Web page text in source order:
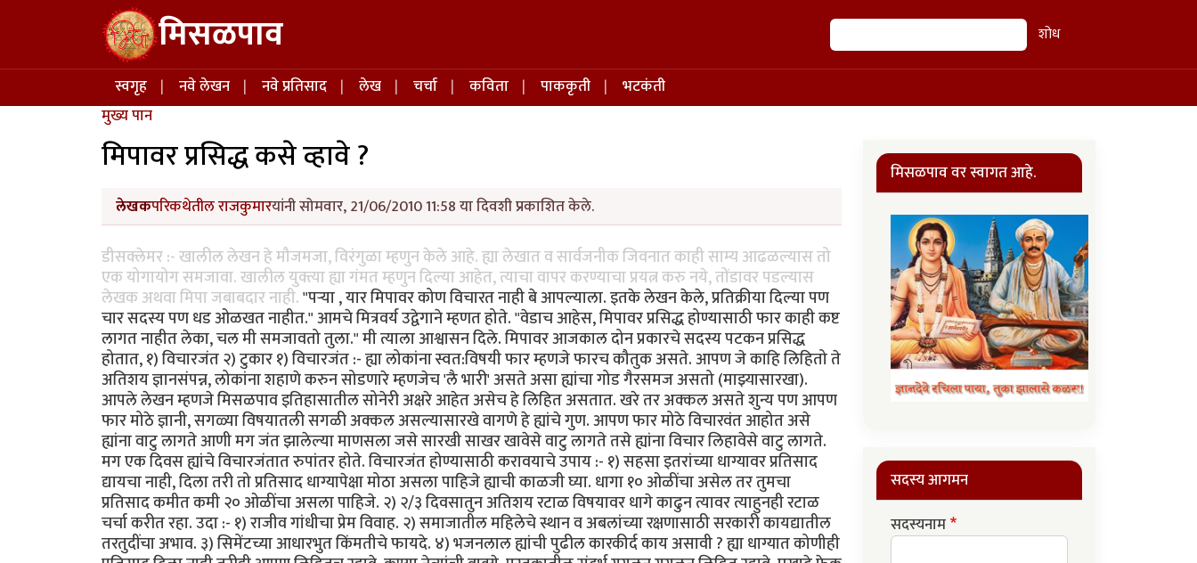
Skip to main content मिसळपाव शोध शोध
Main navigation
स्वगृह नवे लेखन नवे प्रतिसाद लेख चर्चा कविता पाककृती
भटकंती
मुख्य पान
मिपावर प्रसिद्ध कसे व्हावे ?
लेखकपरिकथेतील राजकुमारयांनी सोमवार, 21/06/2010 11:58 या दिवशी प्रकाशित केले.
डीसक्लेमर :- खालील लेखन हे मौजमजा, विरंगुळा म्हणुन केले आहे. ह्या लेखात व सार्वजनीक जिवनात काही साम्य आढळल्यास तो
एक योगायोग समजावा. खालील युक्त्या ह्या गंमत म्हणुन दिल्या आहेत, त्याचा वापर करण्याचा प्रयत्न करु नये, तोंडावर पडल्यास
लेखक अथवा मिपा जबाबदार नाही."पर्‍या , यार मिपावर कोण विचारत नाही बे आपल्याला. इतके लेखन केले, प्रतिक्रीया दिल्या पण
चार सदस्य पण धड ओळखत नाहीत." आमचे मित्रवर्य उद्वेगाने म्हणत होते. "वेडाच आहेस, मिपावर प्रसिद्ध होण्यासाठी फार काही कष्ट
लागत नाहीत लेका, चल मी समजावतो तुला." मी त्याला आश्वासन दिले. मिपावर आजकाल दोन प्रकारचे सदस्य पटकन प्रसिद्ध
होतात, १) विचारजंत २) टुकार १) विचारजंत :- ह्या लोकांना स्वत:विषयी फार म्हणजे फारच कौतुक असते. आपण जे काहि लिहितो ते
अतिशय ज्ञानसंपन्न, लोकांना शहाणे करुन सोडणारे म्हणजेच 'लै भारी' असते असा ह्यांचा गोड गैरसमज असतो (माझ्यासारखा).
आपले लेखन म्हणजे मिसळपाव इतिहासातील सोनेरी अक्षरे आहेत असेच हे लिहित असतात. खरे तर अक्कल असते शुन्य पण आपण
फार मोठे ज्ञानी, सगळ्या विषयातली सगळी अक्कल असल्यासारखे वागणे हे ह्यांचे गुण. आपण फार मोठे विचारवंत आहोत असे
ह्यांना वाटु लागते आणी मग जंत झालेल्या माणसला जसे सारखी साखर खावेसे वाटु लागते तसे ह्यांना विचार लिहावेसे वाटु लागते.
मग एक दिवस ह्यांचे विचारजंतात रुपांतर होते. विचारजंत होण्यासाठी करावयाचे उपाय :- १) सहसा इतरांच्या धाग्यावर प्रतिसाद
द्यायचा नाही, दिला तरी तो प्रतिसाद धाग्यापेक्षा मोठा असला पाहिजे ह्याची काळजी घ्या. धागा १० ओळींचा असेल तर तुमचा
प्रतिसाद कमीत कमी २० ओळींचा असला पाहिजे. २) २/३ दिवसातुन अतिशय रटाळ विषयावर धागे काढुन त्यावर त्याहुनही रटाळ
चर्चा करीत रहा. उदा :- १) राजीव गांधीचा प्रेम विवाह. २) समाजातील महिलेचे स्थान व अबलांच्या रक्षणासाठी सरकारी कायद्यातील
तरतुदींचा अभाव. ३) सिमेंटच्या आधारभुत किंमतीचे फायदे. ४) भजनलाल ह्यांची पुढील कारकीर्द काय असावी ? ह्या धाग्यात कोणीही
मिसळपाव वर स्वागत आहे.
सदस्य आगमन
सदस्यनाम